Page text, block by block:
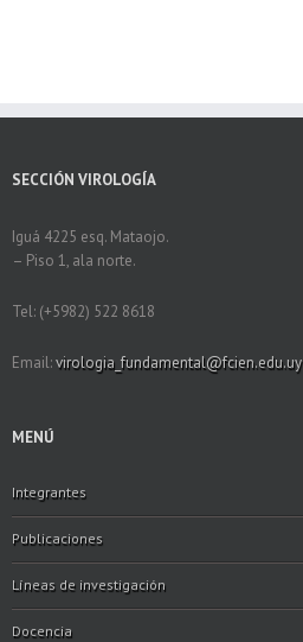
SECCIÓN VIROLOGÍA
Iguá 4225 esq. Mataojo.
– Piso 1, ala norte.
Tel: (+5982) 522 8618
Email:virologia_fundamental@fcien.edu.uy
MENÚ
Integrantes
Publicaciones
Líneas de investigación
Docencia